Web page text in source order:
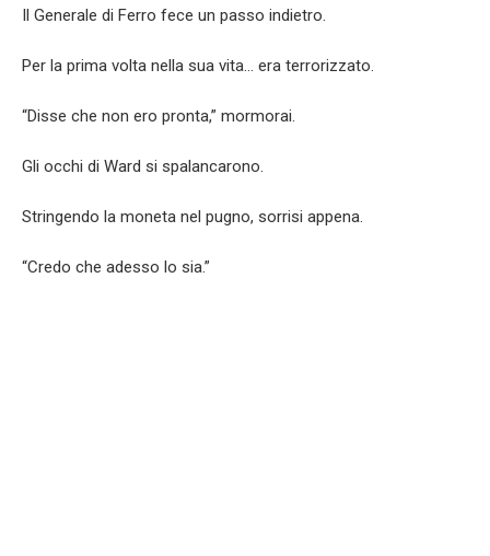
Il Generale di Ferro fece un passo indietro.
Per la prima volta nella sua vita… era terrorizzato.
“Disse che non ero pronta,” mormorai.
Gli occhi di Ward si spalancarono.
Stringendo la moneta nel pugno, sorrisi appena.
“Credo che adesso lo sia.”